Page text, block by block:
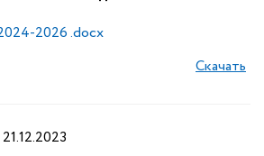
2026 .docx
Скачать
21.12.2023